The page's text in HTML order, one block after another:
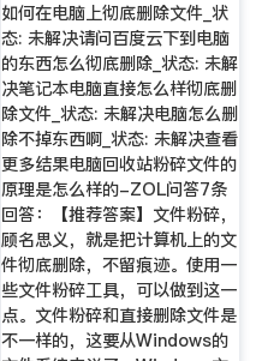
如何在电脑上彻底删除文件_状
态: 未解决请问百度云下到电脑
的东西怎么彻底删除_状态: 未解
决笔记本电脑直接怎么样彻底删
除文件_状态: 未解决电脑怎么删
除不掉东西啊_状态: 未解决查看
更多结果电脑回收站粉碎文件的
原理是怎么样的-ZOL问答7条
回答：【推荐答案】文件粉碎，
顾名思义，就是把计算机上的文
件彻底删除，不留痕迹。使用一
些文件粉碎工具，可以做到这一
点。文件粉碎和直接删除文件是
不一样的，这要从Windows的